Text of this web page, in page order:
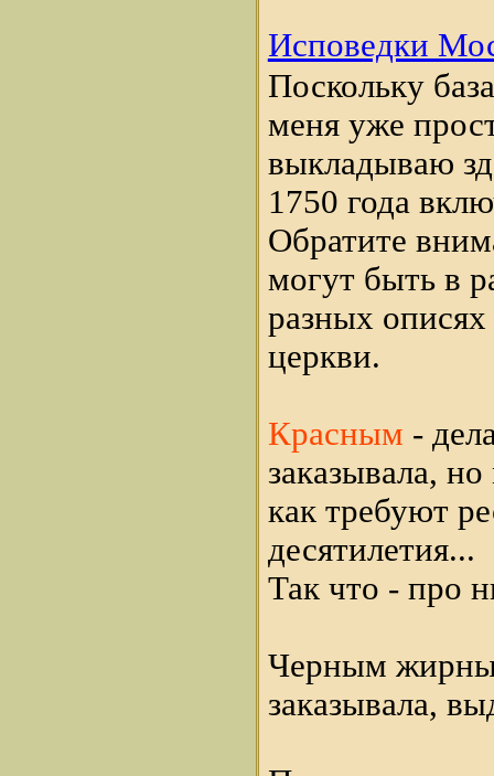
Исповедки
Поскольку
меня уже
выкладываю
1750 года
Обратите
могут быть в
разных
церкви.
Красным -
заказывала,
как требуют
десятилетия...
Так что - про
Черным
заказывала,